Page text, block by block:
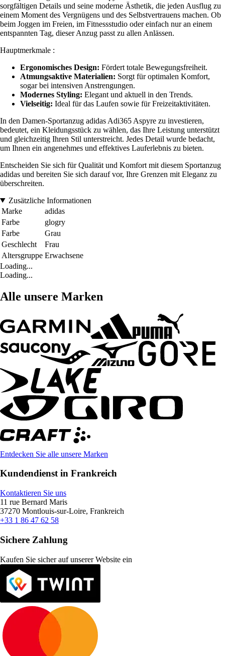
sorgfältigen Details und seine moderne Ästhetik, die jeden Ausflug zu
einem Moment des Vergnügens und des Selbstvertrauens machen. Ob
beim Joggen im Freien, im Fitnessstudio oder einfach nur an einem
entspannten Tag, dieser Anzug passt zu allen Anlässen.
Hauptmerkmale :
Ergonomisches Design: Fördert totale Bewegungsfreiheit.
Atmungsaktive Materialien: Sorgt für optimalen Komfort,
sogar bei intensiven Anstrengungen.
Modernes Styling: Elegant und aktuell in den Trends.
Vielseitig: Ideal für das Laufen sowie für Freizeitaktivitäten.
In den Damen-Sportanzug adidas Adi365 Aspyre zu investieren,
bedeutet, ein Kleidungsstück zu wählen, das Ihre Leistung unterstützt
und gleichzeitig Ihren Stil unterstreicht. Jedes Detail wurde bedacht,
um Ihnen ein angenehmes und effektives Lauferlebnis zu bieten.
Entscheiden Sie sich für Qualität und Komfort mit diesem Sportanzug
adidas und bereiten Sie sich darauf vor, Ihre Grenzen mit Eleganz zu
überschreiten.
Zusätzliche Informationen
Marke
adidas
Farbe
glogry
Farbe
Grau
Geschlecht
Frau
Altersgruppe Erwachsene
Loading...
Loading...
Alle unsere Marken
Entdecken Sie alle unsere Marken
Kundendienst in Frankreich
Kontaktieren Sie uns
11 rue Bernard Maris
37270 Montlouis-sur-Loire, Frankreich
+33 1 86 47 62 58
Sichere Zahlung
Kaufen Sie sicher auf unserer Website ein